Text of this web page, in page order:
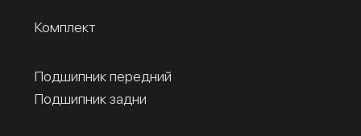
Комплект
Подшипник передний
Подшипник задни